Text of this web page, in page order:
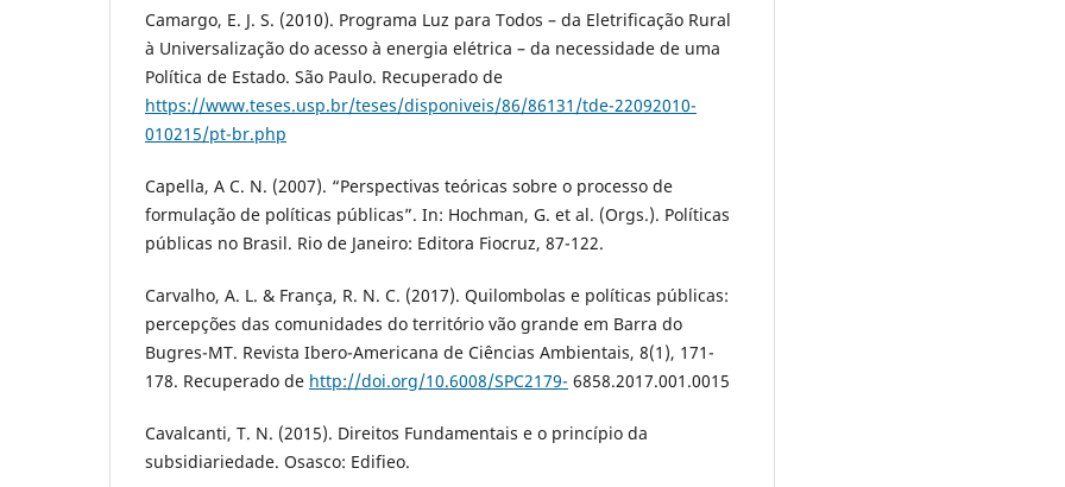
Camargo, E. J. S. (2010). Programa Luz para Todos – da Eletrificação Rural
à Universalização do acesso à energia elétrica – da necessidade de uma
Política de Estado. São Paulo. Recuperado de
https://www.teses.usp.br/teses/disponiveis/86/86131/tde-22092010-
010215/pt-br.php
Capella, A C. N. (2007). “Perspectivas teóricas sobre o processo de
formulação de políticas públicas”. In: Hochman, G. et al. (Orgs.). Políticas
públicas no Brasil. Rio de Janeiro: Editora Fiocruz, 87-122.
Carvalho, A. L. & França, R. N. C. (2017). Quilombolas e políticas públicas:
percepções das comunidades do território vão grande em Barra do
Bugres-MT. Revista Ibero-Americana de Ciências Ambientais, 8(1), 171-
178. Recuperado de http://doi.org/10.6008/SPC2179- 6858.2017.001.0015
Cavalcanti, T. N. (2015). Direitos Fundamentais e o princípio da
subsidiariedade. Osasco: Edifieo.